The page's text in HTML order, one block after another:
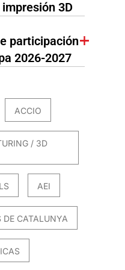
3D
participación
2026-2027
ACCIO
/ 3D
AEI
DE CATALUNYA